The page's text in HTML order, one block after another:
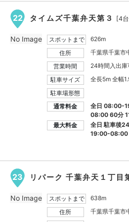
22 タイムズ千葉弁天第３ [4
スポットまで
626m
住所
千葉県千葉市
営業時間
24時間入出庫
駐車サイズ
全長5m 全幅
駐車場形態
通常料金
全日 08:00-
08:00 60分
最大料金
全日 駐車後
19:00-08:00
No Image
23 リパーク 千葉弁天１丁目
スポットまで
638m
住所
千葉県千葉市
No Image